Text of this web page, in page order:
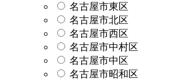
名古屋市東区
名古屋市北区
名古屋市西区
名古屋市中村区
名古屋市中区
名古屋市昭和区